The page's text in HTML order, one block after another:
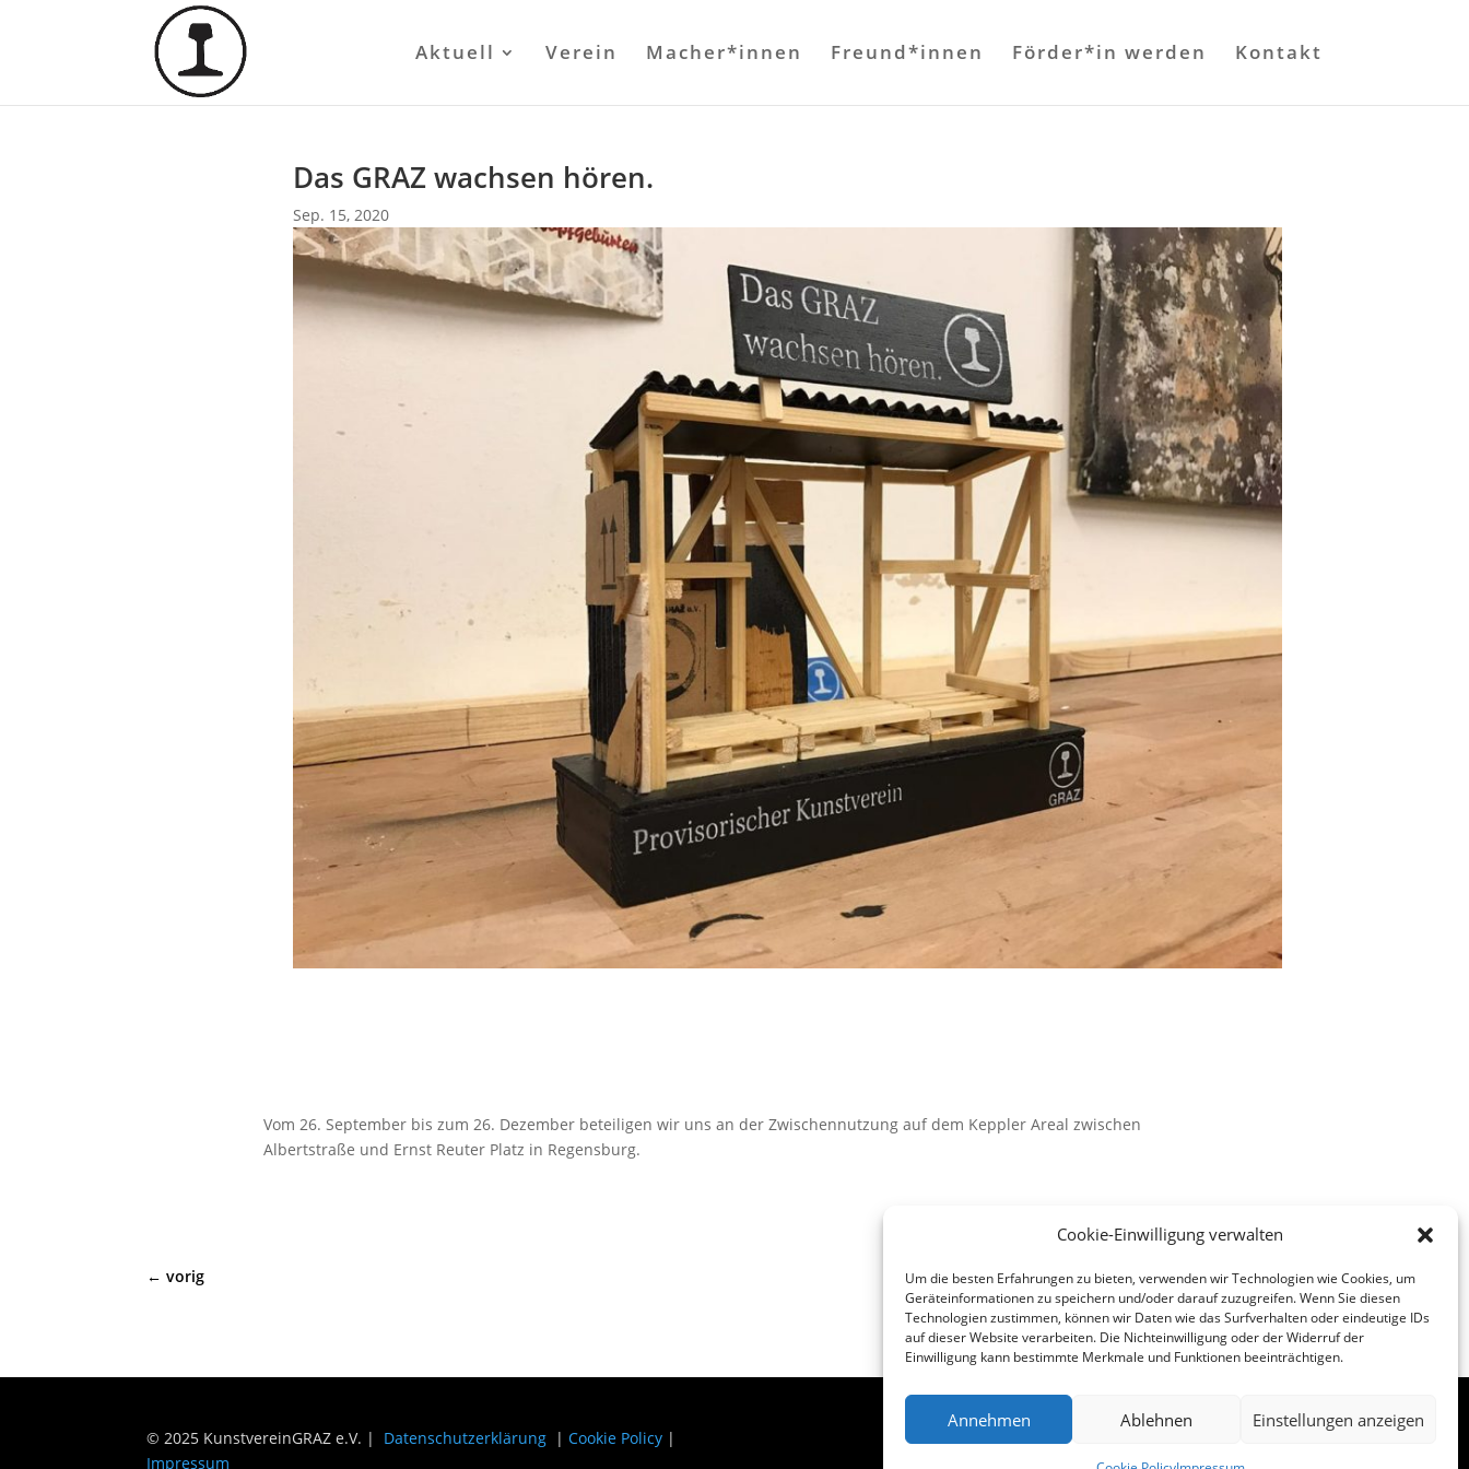
Cookie-Einwilligung verwalten
Um die besten Erfahrungen zu bieten, verwenden wir Technologien wie Cookies, um
Geräteinformationen zu speichern und/oder darauf zuzugreifen. Wenn Sie diesen
Technologien zustimmen, können wir Daten wie das Surfverhalten oder eindeutige IDs
auf dieser Website verarbeiten. Die Nichteinwilligung oder der Widerruf der
Einwilligung kann bestimmte Merkmale und Funktionen beeinträchtigen.
Annehmen Ablehnen Einstellungen anzeigen
Aktuell Verein Macher*innen Freund*innen Förder*in werden Kontakt
Das GRAZ wachsen hören.
Sep. 15, 2020
Vom 26. September bis zum 26. Dezember beteiligen wir uns an der Zwischennutzung auf dem Keppler Areal zwischen
Albertstraße und Ernst Reuter Platz in Regensburg.
←vorig nächste→
© 2025 KunstvereinGRAZ e.V. | Datenschutzerklärung |Cookie Policy |
Impressum